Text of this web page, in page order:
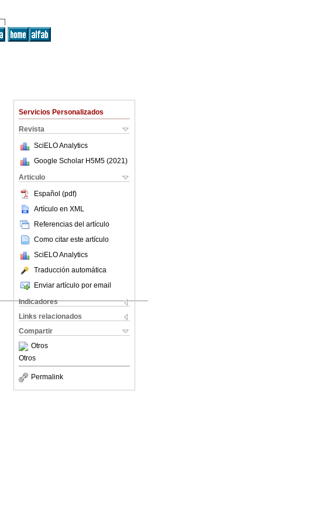
Servicios Personalizados
Revista
SciELO Analytics
Google Scholar H5M5 (2021 )
Articulo
Español (pdf)
Artículo en XML
Referencias del artículo
Como citar este artículo
SciELO Analytics
Traducción automática
Enviar artículo por email
Indicadores
Links relacionados
Compartir
Otros
Otros
Permalink